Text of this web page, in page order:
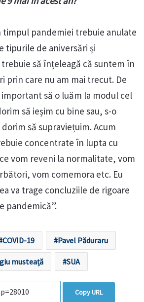
timpul pandemiei trebuie anulate
tipurile de aniversări și
să înțeleagă că suntem în
prin care nu am mai trecut. De
să o luăm la modul cel
să ieșim cu bine sau, s-o
să supraviețuim. Acum
concentrate în lupta cu
vom reveni la normalitate, vom
vom comemora etc. Eu
va trage concluziile de rigoare
pandemică”.
COVID-19 Pavel Păduraru
musteață SUA
Copy URL